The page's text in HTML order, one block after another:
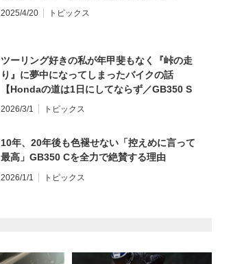
2025/4/20 トピックス
ツーリング好きの私が年甲斐もなく『峠の走
り』に夢中になってしまったバイクの話
【Hondaの道は1日にしてならず／GB350 S
インプレ・レビュー 前編】
2026/3/1 トピックス
10年、20年後も色褪せない「控えめに言って
最高」GB350 Cを全力で絶賛する理由
2026/1/1 トピックス